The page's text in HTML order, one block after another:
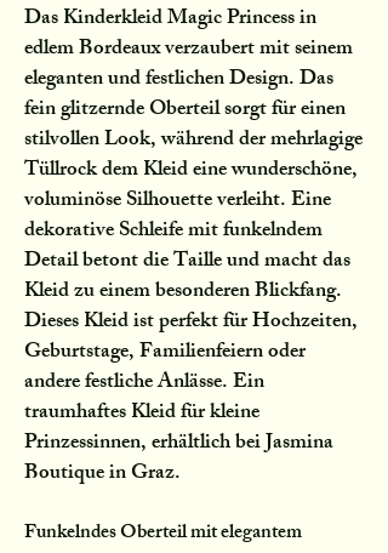
Das Kinderkleid Magic Princess in
edlem Bordeaux verzaubert mit seinem
eleganten und festlichen Design. Das
fein glitzernde Oberteil sorgt für einen
stilvollen Look, während der mehrlagige
Tüllrock dem Kleid eine wunderschöne,
voluminöse Silhouette verleiht. Eine
dekorative Schleife mit funkelndem
Detail betont die Taille und macht das
Kleid zu einem besonderen Blickfang.
Dieses Kleid ist perfekt für Hochzeiten,
Geburtstage, Familienfeiern oder
andere festliche Anlässe. Ein
traumhaftes Kleid für kleine
Prinzessinnen, erhältlich bei Jasmina
Boutique in Graz.
Funkelndes Oberteil mit elegantem